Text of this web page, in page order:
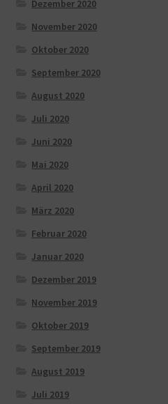
Dezember 2020
November 2020
Oktober 2020
September 2020
August 2020
Juli 2020
Juni 2020
Mai 2020
April 2020
März 2020
Februar 2020
Januar 2020
Dezember 2019
November 2019
Oktober 2019
September 2019
August 2019
Juli 2019